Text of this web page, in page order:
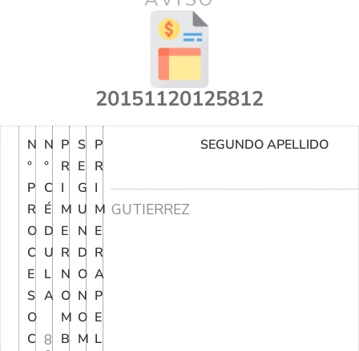
20151120125812
N
°
P
R
O
C
E
S
O
C
N
°
C
É
D
U
L
A
8
P
R
I
M
E
R
N
O
M
B
S
E
G
U
N
D
O
N
O
M
P
R
I
M
E
R
A
P
E
L
SEGUNDO APELLIDO
GUTIERREZ